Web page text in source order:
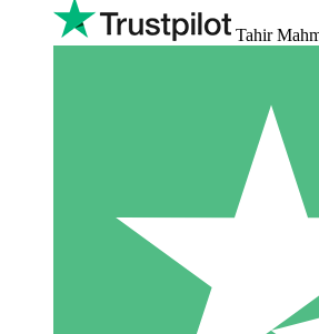
Tahir